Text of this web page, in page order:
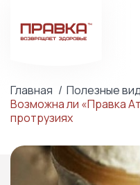
Главная
Полезные
Возможна ли «Правка
протрузиях